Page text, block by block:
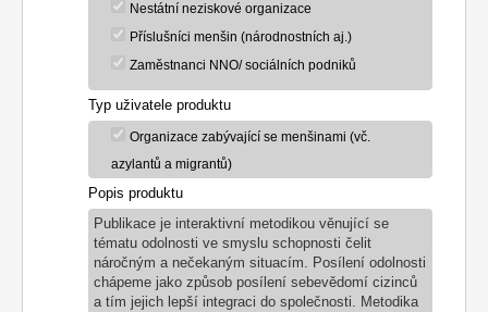
Nestátní neziskové organizace
Příslušníci menšin (národnostních aj.)
Zaměstnanci NNO/ sociálních podniků
Typ uživatele produktu
Organizace zabývající se menšinami (vč.
azylantů a migrantů)
Popis produktu
Publikace je interaktivní metodikou věnující se
tématu odolnosti ve smyslu schopnosti čelit
náročným a nečekaným situacím. Posílení odolnosti
chápeme jako způsob posílení sebevědomí cizinců
a tím jejich lepší integraci do společnosti. Metodika